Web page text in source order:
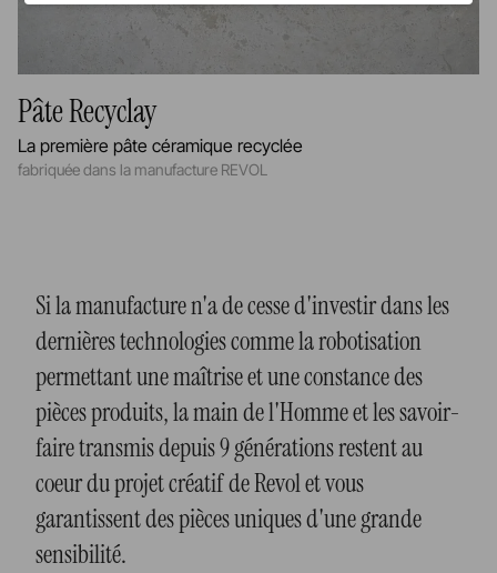
Pâte Recyclay
La première pâte céramique recyclée
fabriquée dans la manufacture REVOL
Si la manufacture n'a de cesse d'investir dans les
dernières technologies comme la robotisation
permettant une maîtrise et une constance des
pièces produits, la main de l'Homme et les savoir-
faire transmis depuis 9 générations restent au
coeur du projet créatif de Revol et vous
garantissent des pièces uniques d'une grande
sensibilité.